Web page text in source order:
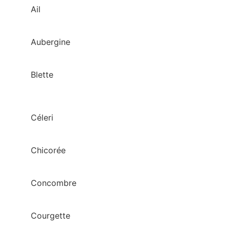
Ail
Aubergine
Blette
Céleri
Chicorée
Concombre
Courgette